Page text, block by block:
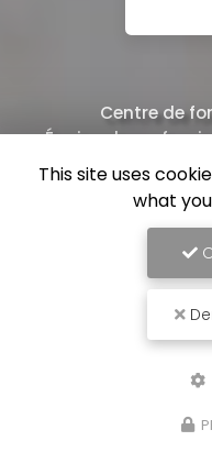
Centre de
Équipe de
This site uses
what